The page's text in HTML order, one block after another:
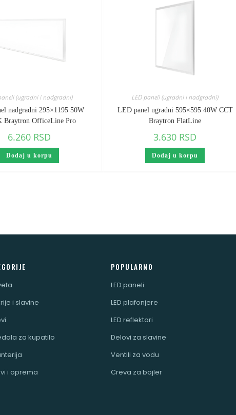
(ugradni i nadgradni)
nadgradni 295×1195 50W
Braytron OfficeLine Pro
6.260 RSD
Dodaj u korpu
LED paneli (ugradni i nadgradni)
LED panel ugradni 595×595 40W CCT
Braytron FlatLine
3.630 RSD
Dodaj u korpu
i slavine
za kupatilo
i oprema
POPULARNO
LED paneli
LED plafonjere
LED reflektori
Delovi za slavine
Ventili za vodu
Creva za bojler